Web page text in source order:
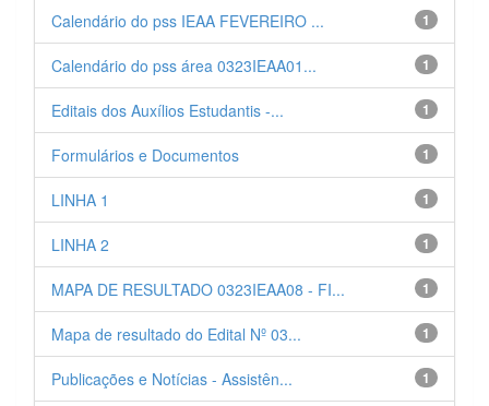
1
Calendário do pss IEAA FEVEREIRO ...
1
Calendário do pss área 0323IEAA01...
1
Editais dos Auxílios Estudantis -...
1
Formulários e Documentos
1
LINHA 1
1
LINHA 2
1
MAPA DE RESULTADO 0323IEAA08 - FI...
1
Mapa de resultado do Edital Nº 03...
1
Publicações e Notícias - Assistên...